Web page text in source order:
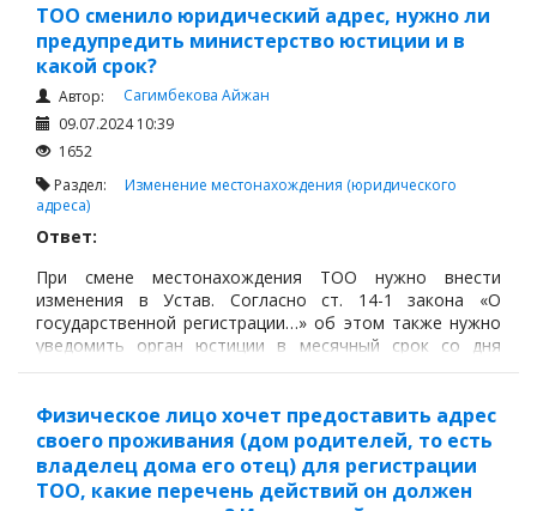
регистрационные данные юридического лица, филиала
(представительства) вносятся при:
ТОО сменило юридический адрес, нужно ли
предупредить министерство юстиции и в
какой срок?
Автор:
Сагимбекова Айжан
09.07.2024 10:39
1652
Раздел: Изменение местонахождения (юридического
адреса)
Ответ:
При смене местонахождения ТОО нужно внести
изменения в Устав. Согласно ст. 14-1 закона «О
государственной регистрации…» об этом также нужно
уведомить орган юстиции в месячный срок со дня
принятия решения о смене места нахождения.
Физическое лицо хочет предоставить адрес
своего проживания (дом родителей, то есть
владелец дома его отец) для регистрации
ТОО, какие перечень действий он должен